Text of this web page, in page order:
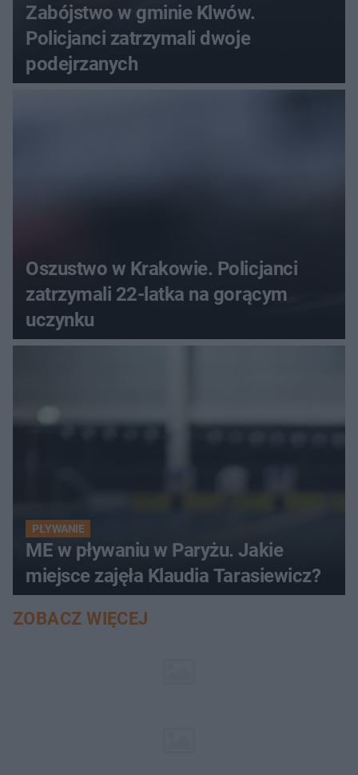
Zabójstwo w gminie Klwów.
Policjanci zatrzymali dwoje
podejrzanych
Oszustwo w Krakowie. Policjanci
zatrzymali 22-latka na gorącym
uczynku
PŁYWANIE
ME w pływaniu w Paryżu. Jakie
miejsce zajęła Klaudia Tarasiewicz?
ZOBACZ WIĘCEJ